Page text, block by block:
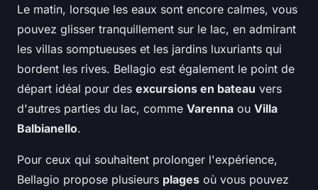
Le matin, lorsque les eaux sont encore calmes, vous
pouvez glisser tranquillement sur le lac, en admirant
les villas somptueuses et les jardins luxuriants qui
bordent les rives. Bellagio est également le point de
départ idéal pour des excursions en bateau vers
d'autres parties du lac, comme Varenna ou Villa
Balbianello.
Pour ceux qui souhaitent prolonger l'expérience,
Bellagio propose plusieurs plages où vous pouvez